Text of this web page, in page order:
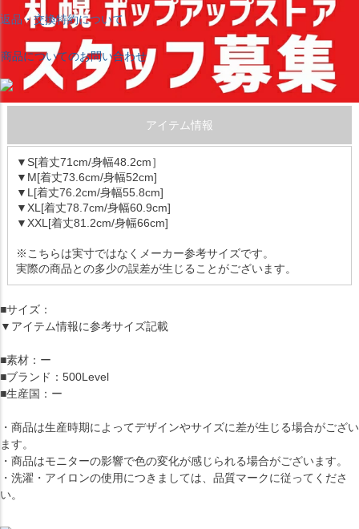
返品・交換特約について
商品についてのお問い合わせ
アイテム情報
▼S[着丈71cm/身幅48.2cm］
▼M[着丈73.6cm/身幅52cm]
▼L[着丈76.2cm/身幅55.8cm]
▼XL[着丈78.7cm/身幅60.9cm]
▼XXL[着丈81.2cm/身幅66cm]
※こちらは実寸ではなくメーカー参考サイズです。
実際の商品との多少の誤差が生じることがございます。
■サイズ：
▼アイテム情報に参考サイズ記載
■素材：ー
■ブランド：500Level
■生産国：ー
・商品は生産時期によってデザインやサイズに差が生じる場合がござい
ます。
・商品はモニターの影響で色の変化が感じられる場合がございます。
・洗濯・アイロンの使用につきましては、品質マークに従ってくださ
い。